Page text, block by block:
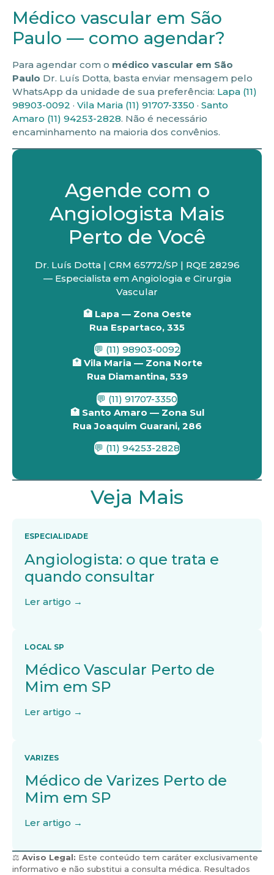
Médico vascular em São
Paulo — como agendar?
Para agendar com o médico vascular em São
Paulo Dr. Luís Dotta, basta enviar mensagem pelo
WhatsApp da unidade de sua preferência: Lapa (11)
98903-0092 · Vila Maria (11) 91707-3350 · Santo
Amaro (11) 94253-2828. Não é necessário
encaminhamento na maioria dos convênios.
Agende com o
Angiologista Mais
Perto de Você
Dr. Luís Dotta | CRM 65772/SP | RQE 28296
— Especialista em Angiologia e Cirurgia
Vascular
🏥 Lapa — Zona Oeste
Rua Espartaco, 335
💬 (11) 98903-0092
🏥 Vila Maria — Zona Norte
Rua Diamantina, 539
💬 (11) 91707-3350
🏥 Santo Amaro — Zona Sul
Rua Joaquim Guarani, 286
💬 (11) 94253-2828
Veja Mais
ESPECIALIDADE
Angiologista: o que trata e
quando consultar
Ler artigo →
LOCAL SP
Médico Vascular Perto de
Mim em SP
Ler artigo →
VARIZES
Médico de Varizes Perto de
Mim em SP
Ler artigo →
⚖️ Aviso Legal: Este conteúdo tem caráter exclusivamente
informativo e não substitui a consulta médica. Resultados